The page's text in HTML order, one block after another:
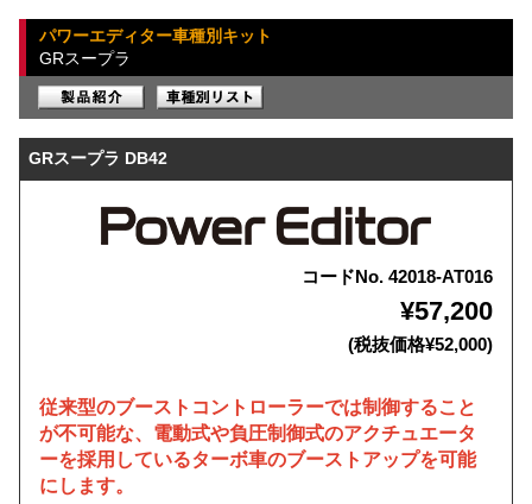
パワーエディター車種別キット
GRスープラ
GRスープラ DB42
コードNo. 42018-AT016
¥57,200
(税抜価格¥52,000)
従来型のブーストコントローラーでは制御すること
が不可能な、電動式や負圧制御式のアクチュエータ
ーを採用しているターボ車のブーストアップを可能
にします。